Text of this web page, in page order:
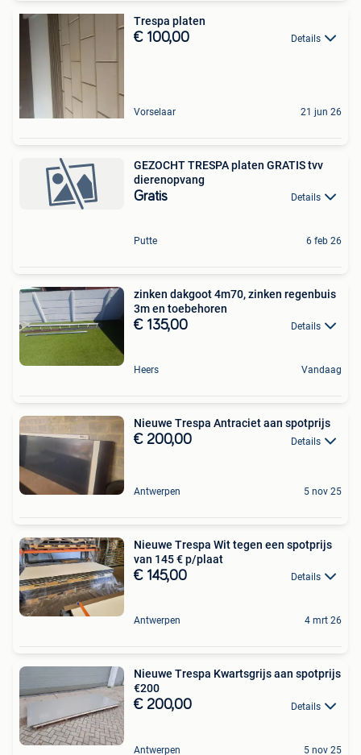
Trespa platen
€ 100,00 Details
Vorselaar 21 jun 26
GEZOCHT TRESPA platen GRATIS tvv
dierenopvang
Gratis Details
Putte 6 feb 26
zinken dakgoot 4m70, zinken regenbuis
3m en toebehoren
€ 135,00 Details
Heers Vandaag
Nieuwe Trespa Antraciet aan spotprijs
€ 200,00 Details
Antwerpen 5 nov 25
Nieuwe Trespa Wit tegen een spotprijs
van 145 € p/plaat
€ 145,00 Details
Antwerpen 4 mrt 26
Nieuwe Trespa Kwartsgrijs aan spotprijs
€200
€ 200,00 Details
Antwerpen 5 nov 25